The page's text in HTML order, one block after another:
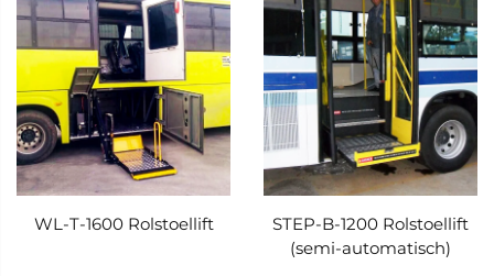
WL-T-1600 Rolstoellift
STEP-B-1200 Rolstoellift
(semi-automatisch)